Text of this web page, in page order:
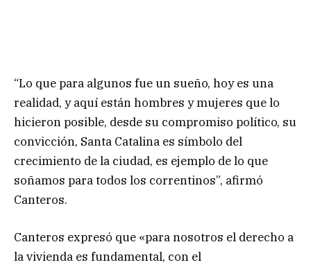
“Lo que para algunos fue un sueño, hoy es una
realidad, y aquí están hombres y mujeres que lo
hicieron posible, desde su compromiso político, su
convicción, Santa Catalina es símbolo del
crecimiento de la ciudad, es ejemplo de lo que
soñamos para todos los correntinos”, afirmó
Canteros.
Canteros expresó que «para nosotros el derecho a
la vivienda es fundamental, con el